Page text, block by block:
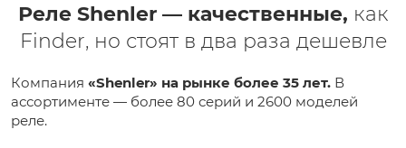
Реле Shenler — качественные, как
Finder, но стоят в два раза дешевле
Компания «Shenler» на рынке более 35 лет. В
ассортименте — более 80 серий и 2600 моделей
реле.